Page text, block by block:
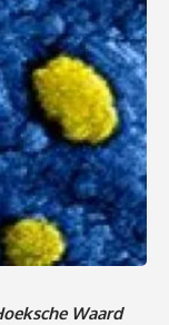
Waard